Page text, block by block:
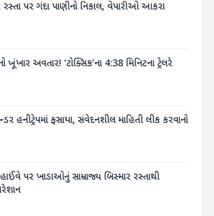
રસ્તા પર ગંદા પાણીનો નિકાલ, વેપારીઓ આકરા
ખૂંખાર અવતાર! ‘ટોક્સિક’ના 4:38 મિનિટના ટ્રેલરે
હનીટ્રેપમાં ફસાયા, સંવેદનશીલ માહિતી લીક કરવાનો
હાઈવે પર ખાડાઓનું સામ્રાજ્ય બિસ્માર રસ્તાથી